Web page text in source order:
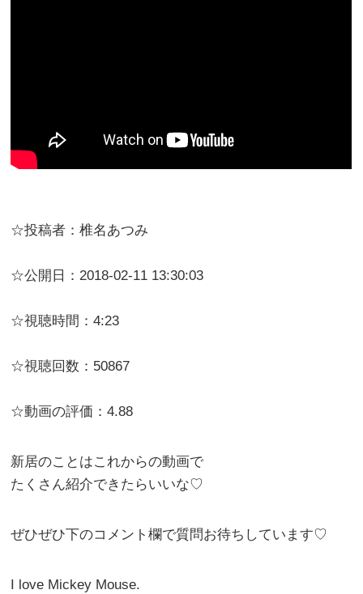
☆投稿者：椎名あつみ
☆公開日：2018-02-11 13:30:03
☆視聴時間：4:23
☆視聴回数：50867
☆動画の評価：4.88
新居のことはこれからの動画で
たくさん紹介できたらいいな♡
ぜひぜひ下のコメント欄で質問お待ちしています♡
I love Mickey Mouse.